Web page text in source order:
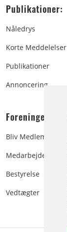
Publikationer:
Nåledrys
Korte Meddelelser
Publikationer
Annoncering
Foreningen:
Bliv Medlem
Medarbejdere
Bestyrelse
Vedtægter